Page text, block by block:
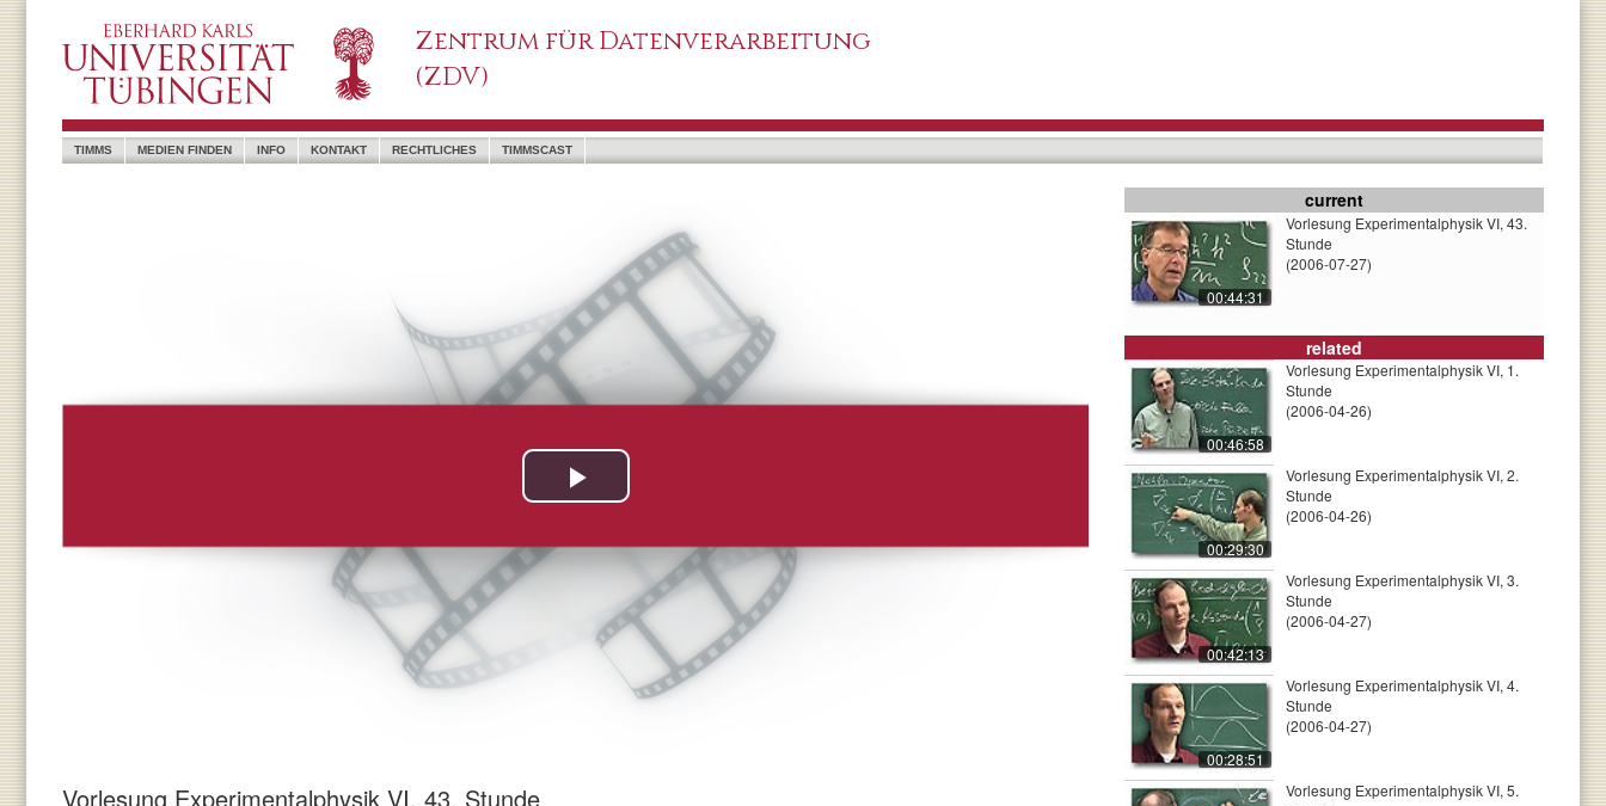
Zentrum für Datenverarbeitung
(ZDV)
TIMMS MEDIEN FINDEN INFO KONTAKT RECHTLICHES TIMMSCAST
Vorlesung Experimentalphysik VI, 43. Stunde
current
00:44:31
Vorlesung Experimentalphysik VI, 43.
Stunde
(2006-07-27)
related
00:46:58
Vorlesung Experimentalphysik VI, 1.
Stunde
(2006-04-26)
00:29:30
Vorlesung Experimentalphysik VI, 2.
Stunde
(2006-04-26)
00:42:13
Vorlesung Experimentalphysik VI, 3.
Stunde
(2006-04-27)
00:28:51
Vorlesung Experimentalphysik VI, 4.
Stunde
(2006-04-27)
Vorlesung Experimentalphysik VI, 5.